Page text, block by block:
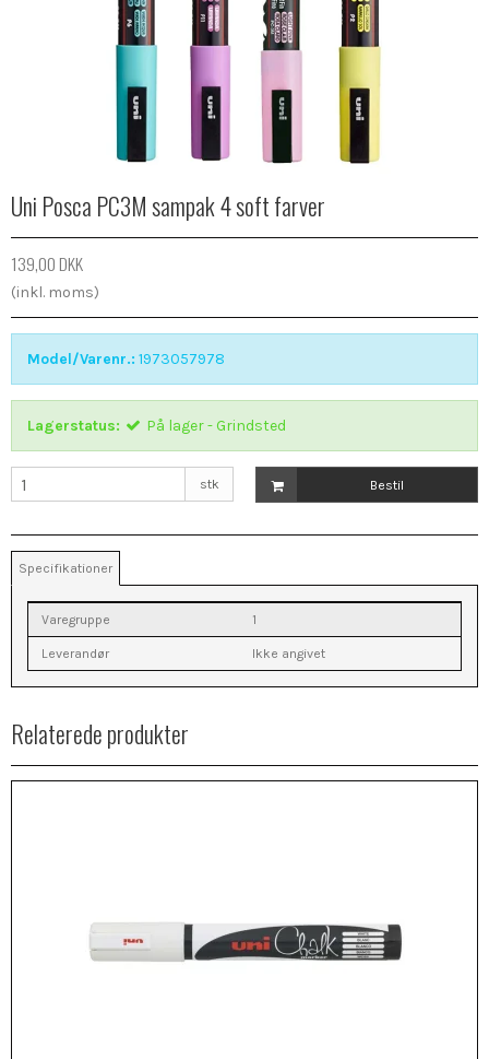
Uni Posca PC3M sampak 4 soft farver
139,00 DKK
(inkl. moms)
Model/Varenr.: 1973057978
Lagerstatus: På lager - Grindsted
stk Bestil
Specifikationer
Varegruppe 1
Leverandør Ikke angivet
Relaterede produkter